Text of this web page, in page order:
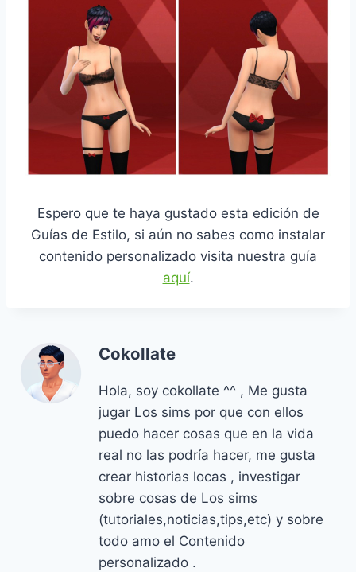
Espero que te haya gustado esta edición de
Guías de Estilo, si aún no sabes como instalar
contenido personalizado visita nuestra guía
aquí.
Cokollate
Hola, soy cokollate ^^ , Me gusta
jugar Los sims por que con ellos
puedo hacer cosas que en la vida
real no las podría hacer, me gusta
crear historias locas , investigar
sobre cosas de Los sims
(tutoriales,noticias,tips,etc) y sobre
todo amo el Contenido
personalizado .